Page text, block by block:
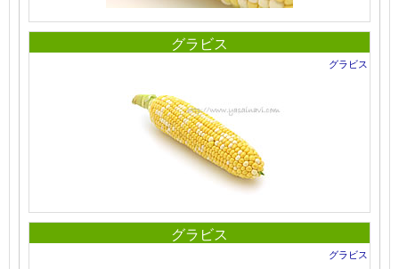
グラビス
グラビス
グラビス
グラビス